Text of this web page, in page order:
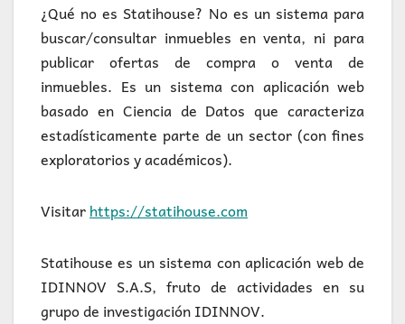
¿Qué no es Statihouse? No es un sistema para
buscar/consultar inmuebles en venta, ni para
publicar ofertas de compra o venta de
inmuebles. Es un sistema con aplicación web
basado en Ciencia de Datos que caracteriza
estadísticamente parte de un sector (con fines
exploratorios y académicos).
Visitarhttps://statihouse.com
Statihouse es un sistema con aplicación web de
IDINNOV S.A.S, fruto de actividades en su
grupo de investigación IDINNOV.